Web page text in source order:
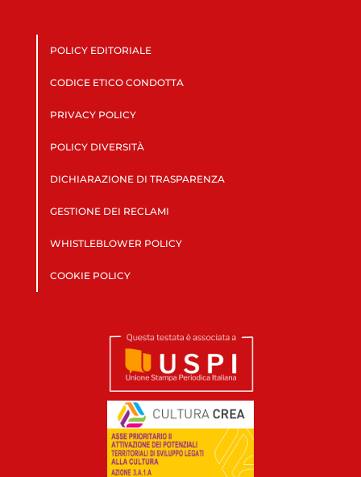
POLICY EDITORIALE
CODICE ETICO CONDOTTA
PRIVACY POLICY
POLICY DIVERSITÀ
DICHIARAZIONE DI TRASPARENZA
GESTIONE DEI RECLAMI
WHISTLEBLOWER POLICY
COOKIE POLICY